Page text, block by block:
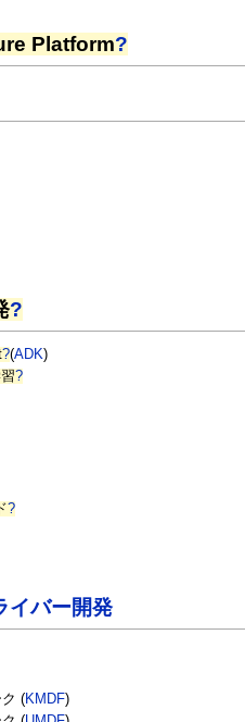
Platform?
?
?(ADK)
?
?
イバー開発
(KMDF)